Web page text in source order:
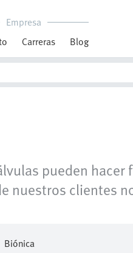
Empresa
Carreras Blog
pueden
nuestros clientes
Biónica